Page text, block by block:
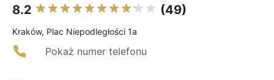
8.2 (49)
Kraków, Plac Niepodległości 1a
Pokaż numer telefonu